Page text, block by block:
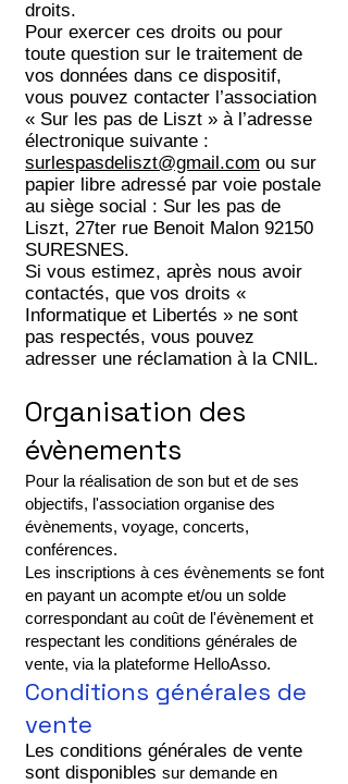
droits.
Pour exercer ces droits ou pour
toute question sur le traitement de
vos données dans ce dispositif,
vous pouvez contacter l’association
« Sur les pas de Liszt » à l’adresse
électronique suivante :
surlespasdeliszt@gmail.com ou sur
papier libre adressé par voie postale
au siège social : Sur les pas de
Liszt, 27ter rue Benoit Malon 92150
SURESNES.
Si vous estimez, après nous avoir
contactés, que vos droits «
Informatique et Libertés » ne sont
pas respectés, vous pouvez
adresser une réclamation à la CNIL.
Organisation des
évènements
Pour la réalisation de son but et de ses
objectifs, l'association organise des
évènements, voyage, concerts,
conférences.
Les inscriptions à ces évènements se font
en payant un acompte et/ou un solde
correspondant au coût de l'évènement et
respectant les conditions générales de
vente, via la plateforme HelloAsso.
Conditions générales de
vente
Les conditions générales de vente
sont disponibles sur demande en